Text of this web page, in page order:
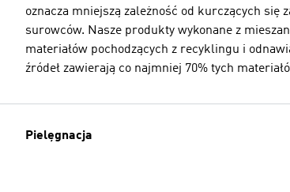
oznacza mniejszą zależność od kurczących się
surowców. Nasze produkty wykonane z
materiałów pochodzących z recyklingu i
źródeł zawierają co najmniej 70% tych
Pielęgnacja